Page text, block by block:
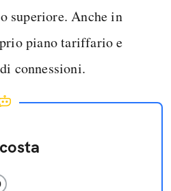
superiore. Anche in
piano tariffario e
connessioni.